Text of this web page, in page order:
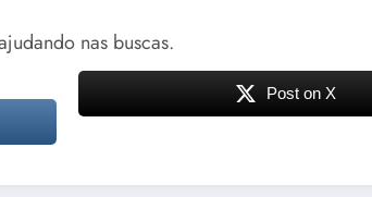
nas buscas.
Post on X